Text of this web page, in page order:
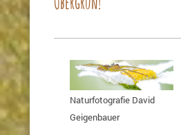
Naturfotografie David
Geigenbauer